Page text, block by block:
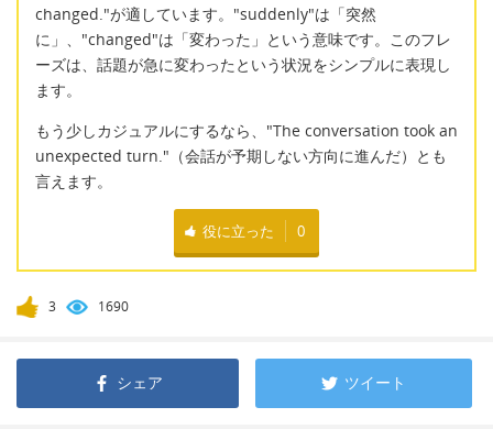
changed."が適しています。"suddenly"は「突然
に」、"changed"は「変わった」という意味です。このフレ
ーズは、話題が急に変わったという状況をシンプルに表現し
ます。
もう少しカジュアルにするなら、"The conversation took an
unexpected turn."（会話が予期しない方向に進んだ）とも
言えます。
役に立った 0
3 1690
シェア ツイート